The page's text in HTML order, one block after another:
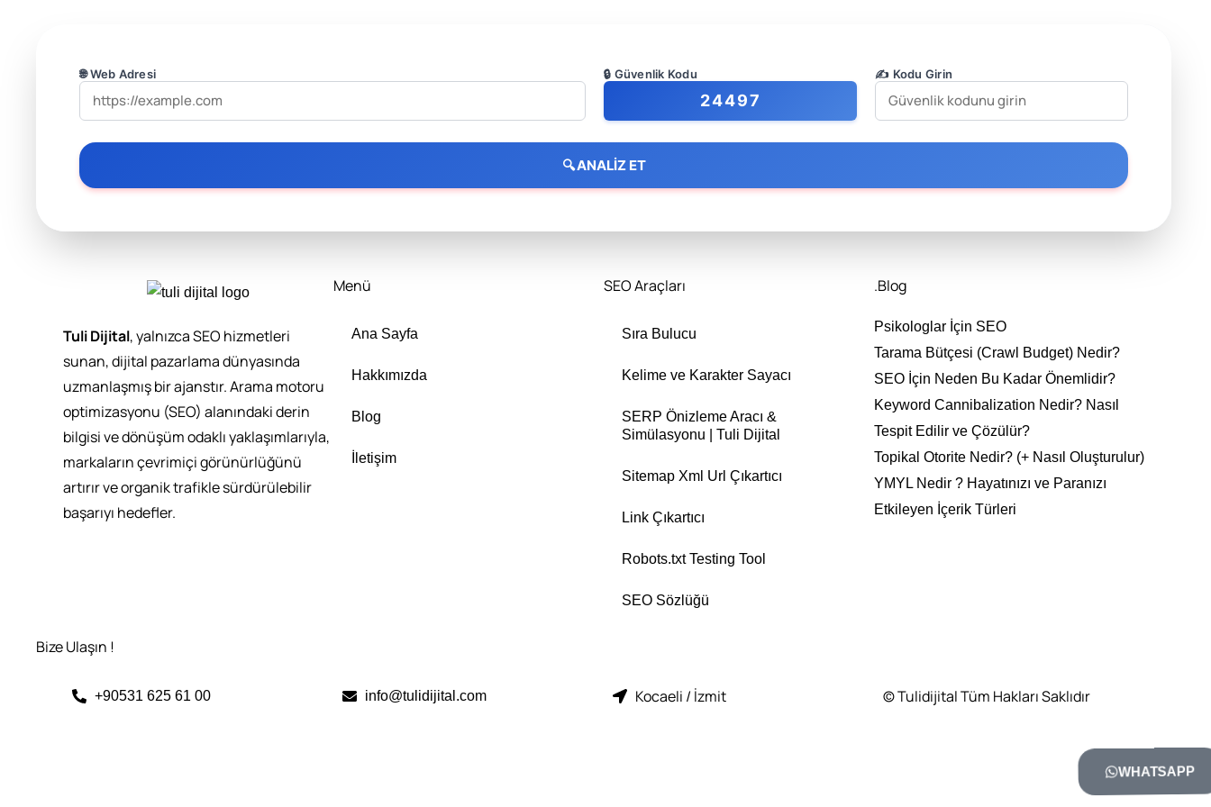
🌐 Web Adresi 🔒 Güvenlik Kodu
24497
✍️ Kodu Girin
🔍 ANALİZ ET
Tuli Dijital, yalnızca SEO hizmetleri
sunan, dijital pazarlama dünyasında
uzmanlaşmış bir ajanstır. Arama motoru
optimizasyonu (SEO) alanındaki derin
bilgisi ve dönüşüm odaklı yaklaşımlarıyla,
markaların çevrimiçi görünürlüğünü
artırır ve organik trafikle sürdürülebilir
başarıyı hedefler.
Menü
Ana Sayfa
Hakkımızda
Blog
İletişim
SEO Araçları
Sıra Bulucu
Kelime ve Karakter Sayacı
SERP Önizleme Aracı &
Simülasyonu | Tuli Dijital
Sitemap Xml Url Çıkartıcı
Link Çıkartıcı
Robots.txt Testing Tool
SEO Sözlüğü
.Blog
Psikologlar İçin SEO
Tarama Bütçesi (Crawl Budget) Nedir?
SEO İçin Neden Bu Kadar Önemlidir?
Keyword Cannibalization Nedir? Nasıl
Tespit Edilir ve Çözülür?
Topikal Otorite Nedir? (+ Nasıl Oluşturulur)
YMYL Nedir ? Hayatınızı ve Paranızı
Etkileyen İçerik Türleri
Bize Ulaşın !
+90531 625 61 00 info@tulidijital.com Kocaeli / İzmit © Tulidijital Tüm Hakları Saklıdır
WHATSAPP